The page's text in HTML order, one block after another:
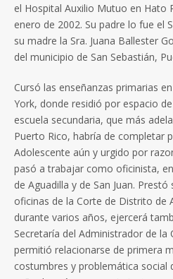
el Hospital Auxilio Mutuo en Hato
enero de 2002. Su padre lo fue el
su madre la Sra. Juana Ballester
del municipio de San Sebastián,
Cursó las enseñanzas primarias
York, donde residió por espacio
escuela secundaria, que más
Puerto Rico, habría de completar
Adolescente aún y urgido por
pasó a trabajar como oficinista,
de Aguadilla y de San Juan.
oficinas de la Corte de Distrito de
durante varios años, ejercerá
Secretaría del Administrador de la
permitió relacionarse de primera
costumbres y problemática social